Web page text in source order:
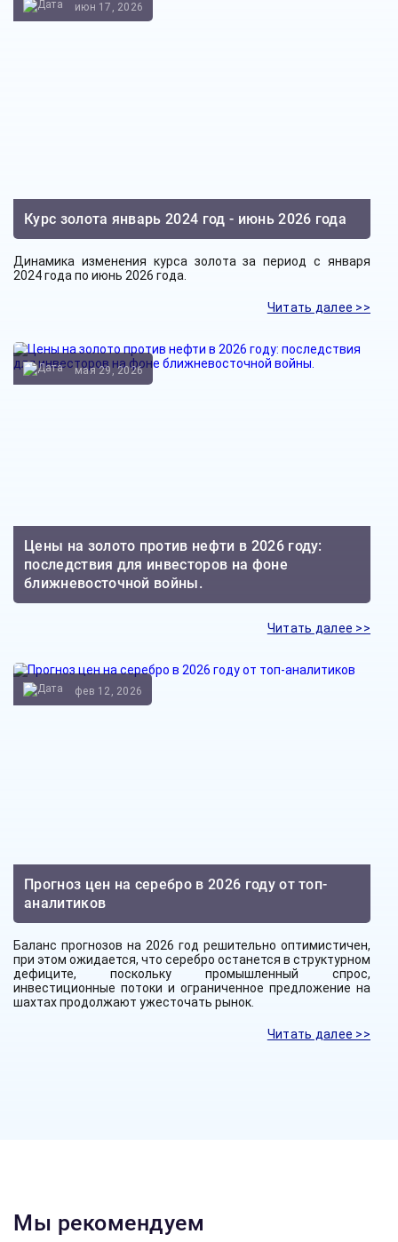
Курс золота январь 2024 год - июнь 2026 года
июн 17, 2026
Динамика изменения курса золота за период с января
2024 года по июнь 2026 года.
Читать далее >>
Цены на золото против нефти в 2026 году:
последствия для инвесторов на фоне
ближневосточной войны.
мая 29, 2026
Читать далее >>
Прогноз цен на серебро в 2026 году от топ-
аналитиков
фев 12, 2026
Баланс прогнозов на 2026 год решительно оптимистичен,
при этом ожидается, что серебро останется в структурном
дефиците, поскольку промышленный спрос,
инвестиционные потоки и ограниченное предложение на
шахтах продолжают ужесточать рынок.
Читать далее >>
Мы рекомендуем